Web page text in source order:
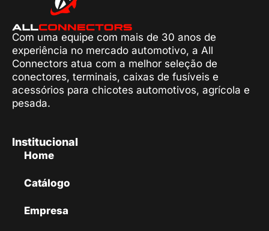
Com uma equipe com mais de 30 anos de
experiência no mercado automotivo, a All
Connectors atua com a melhor seleção de
conectores, terminais, caixas de fusíveis e
acessórios para chicotes automotivos, agrícola e
pesada.
Institucional
Home
Catálogo
Empresa